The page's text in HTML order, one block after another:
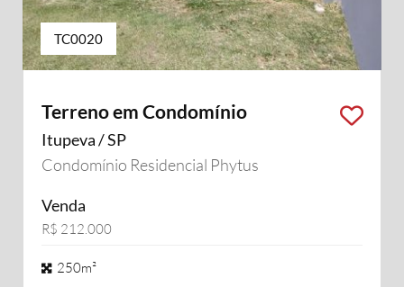
TC0020
Terreno em Condomínio
Itupeva / SP
Condomínio Residencial Phytus
Venda
R$ 212.000
250m²